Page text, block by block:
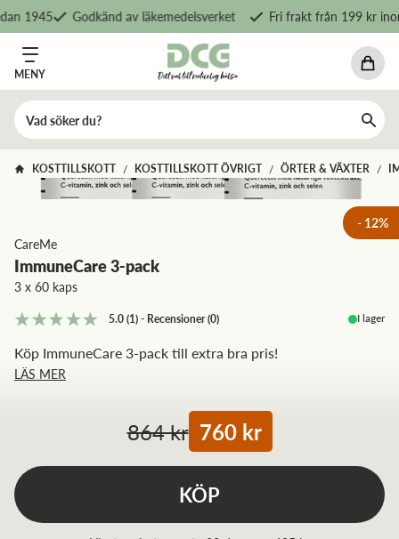
1945 Godkänd av läkemedelsverket Fri frakt från 199 kr
MENY
KOSTTILLSKOTT / KOSTTILLSKOTT ÖVRIGT / ÖRTER & VÄXTER /
- 12%
CareMe
ImmuneCare 3-pack
3 x 60 kaps
5.0(1)- Recensioner(0) I lager
Köp ImmuneCare 3-pack till extra bra pris!
LÄS MER
864 kr 760 kr
KÖP